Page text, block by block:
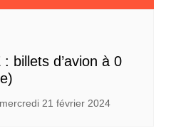
billets d’avion à 0
mercredi 21 février 2024